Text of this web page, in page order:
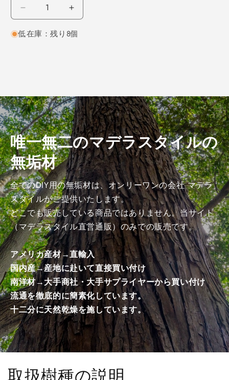
ド
目
2000×18×110
（仕
上
げ
加
工
済
み
商
品）
の
数
量
を
減
ら
す
レ
ド
目
2000×18×110
（仕
上
げ
加
工
済
み
商
品）
の
数
量
を
増
や
す
低在庫：残り8個
唯一無二のマデラスタイルの
無垢材
全てのDIY用の無垢材は、オンリーワンの会社 マデラ
スタイルがご提供いたします。
どこでも販売している商品ではありません。当サイト
（マデラスタイル直営通販）のみでの販売です。
アメリカ産材→直輸入
国内産→産地に赴いて直接買い付け
南洋材→大手商社・大手サプライヤーから買い付け
流通を徹底的に簡素化しています。
十二分に天然乾燥を施しています。